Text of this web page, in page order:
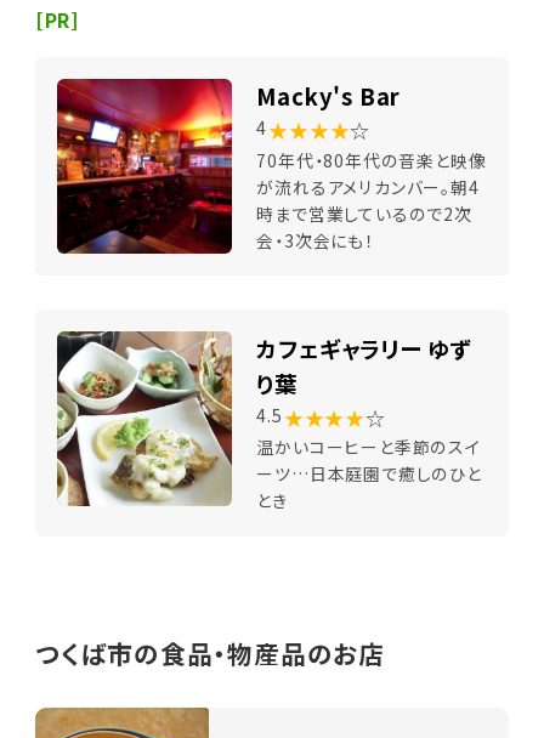
[PR]
Macky's Bar
4★★★★☆
70年代・80年代の音楽と映像
が流れるアメリカンバー。朝4
時まで営業しているので2次
会・3次会にも！
カフェギャラリー ゆず
り葉
4.5 ★★★★☆
温かいコーヒーと季節のスイ
ーツ…日本庭園で癒しのひと
とき
つくば市の食品・物産品のお店